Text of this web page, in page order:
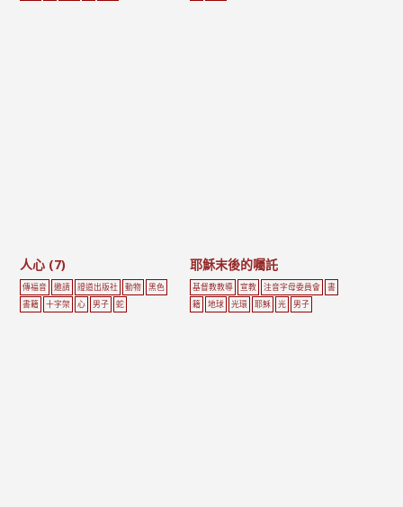
人心 (7)
傳福音 邀請 證道出版社 動物
黑色
書籍
十字架 心 男子 蛇
耶穌末後的囑託
基督教教導 宣教 注音字母委員會
書
籍
地球 光環 耶穌 光 男子